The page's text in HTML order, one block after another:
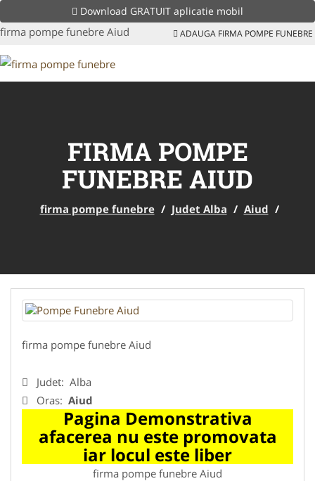
Download GRATUIT aplicatie mobil
firma pompe funebre Aiud ADAUGA FIRMA POMPE FUNEBRE
FIRMA POMPE
FUNEBRE AIUD
firma pompe funebre / Judet Alba / Aiud /
firma pompe funebre Aiud
Judet: Alba
Oras: Aiud
Pagina Demonstrativa
afacerea nu este promovata
iar locul este liber
firma pompe funebre Aiud